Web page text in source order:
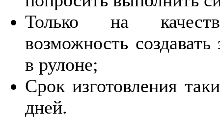
Только на
возможность
в рулоне;
Срок изготовления
дней.